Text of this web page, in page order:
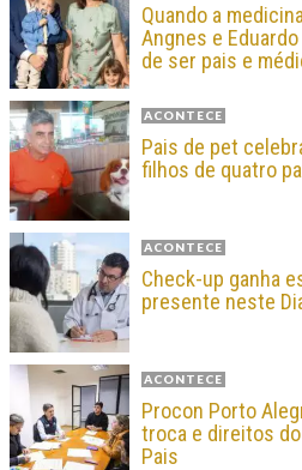
Quando a
Angnes e
de ser pais e
ACONTECE
Pais de pet
filhos de quatro
ACONTECE
Check-up ganha
presente neste
ACONTECE
Procon Porto
troca e direitos
Pais